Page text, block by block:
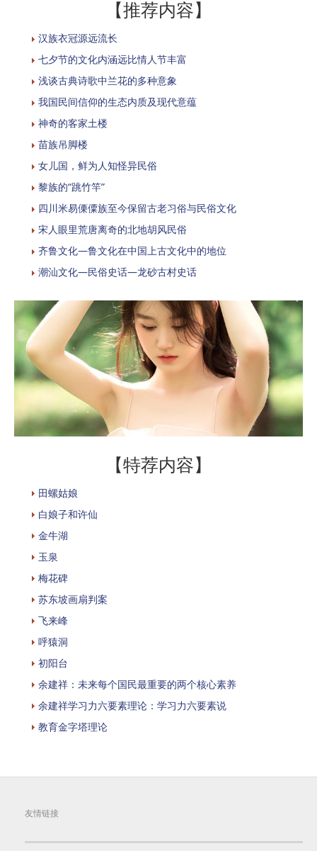
【推荐内容】
汉族衣冠源远流长
七夕节的文化内涵远比情人节丰富
浅谈古典诗歌中兰花的多种意象
我国民间信仰的生态内质及现代意蕴
神奇的客家土楼
苗族吊脚楼
女儿国，鲜为人知怪异民俗
黎族的“跳竹竿”
四川米易傈僳族至今保留古老习俗与民俗文化
宋人眼里荒唐离奇的北地胡风民俗
齐鲁文化—鲁文化在中国上古文化中的地位
潮汕文化—民俗史话—龙砂古村史话
【特荐内容】
田螺姑娘
白娘子和许仙
金牛湖
玉泉
梅花碑
苏东坡画扇判案
飞来峰
呼猿洞
初阳台
余建祥：未来每个国民最重要的两个核心素养
余建祥学习力六要素理论：学习力六要素说
教育金字塔理论
友情链接